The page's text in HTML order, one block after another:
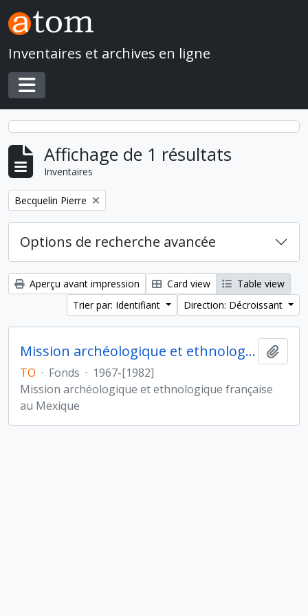
Skip to main content
Inventaires et archives en ligne
Toggle navigation
Affichage de 1 résultats
Inventaires
Remove filter:
Becquelin Pierre
Options de recherche avancée
Aperçu avant impression Card view
Table view
Trier par: Identifiant
Direction: Décroissant
Mission archéologique et ethnologique française au Mexique
TO · Fonds · 1967-[1982]
Mission archéologique et ethnologique française
au Mexique